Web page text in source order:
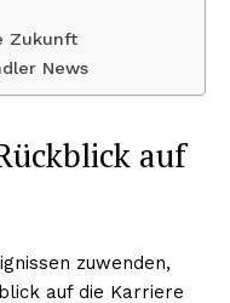
Zukunft
News
auf
zuwenden,
auf die Karriere